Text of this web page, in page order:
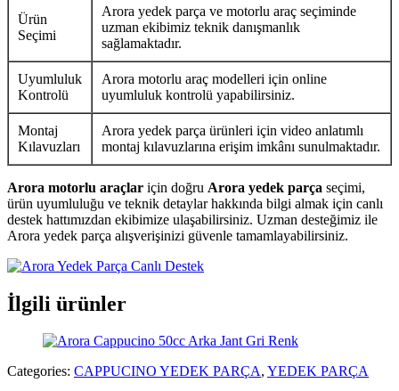
Ürün
Seçimi
Arora yedek parça ve motorlu araç seçiminde
uzman ekibimiz teknik danışmanlık
sağlamaktadır.
Uyumluluk
Kontrolü
Arora motorlu araç modelleri için online
uyumluluk kontrolü yapabilirsiniz.
Montaj
Kılavuzları
Arora yedek parça ürünleri için video anlatımlı
montaj kılavuzlarına erişim imkânı sunulmaktadır.
Arora motorlu araçlar için doğru Arora yedek parça seçimi,
ürün uyumluluğu ve teknik detaylar hakkında bilgi almak için canlı
destek hattımızdan ekibimize ulaşabilirsiniz. Uzman desteğimiz ile
Arora yedek parça alışverişinizi güvenle tamamlayabilirsiniz.
İlgili ürünler
Categories: CAPPUCINO YEDEK PARÇA, YEDEK PARÇA